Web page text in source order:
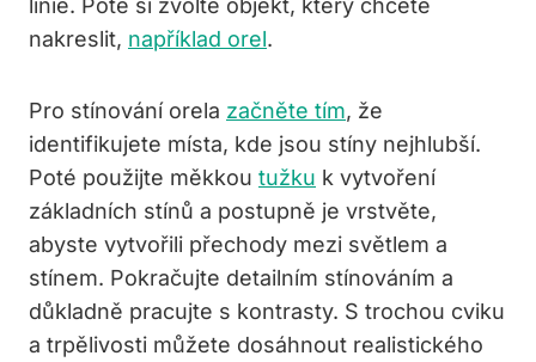
linie. Poté si zvolte objekt, který chcete
nakreslit, například orel.
Pro stínování orela začněte tím, že
identifikujete místa, kde jsou stíny nejhlubší.
Poté použijte měkkou tužku k vytvoření
základních stínů a postupně je vrstvěte,
abyste vytvořili přechody mezi světlem a
stínem. Pokračujte detailním stínováním a
důkladně pracujte s kontrasty. S trochou cviku
a trpělivosti můžete dosáhnout realistického